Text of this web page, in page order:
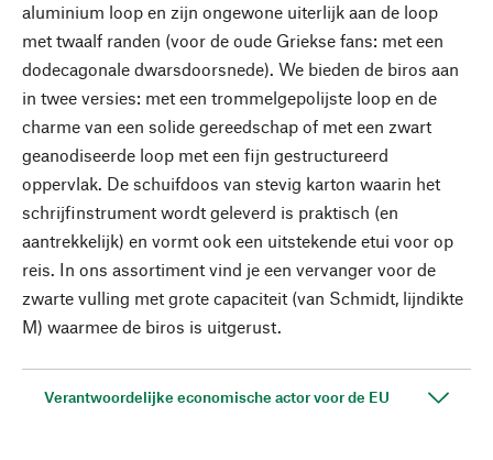
aluminium loop en zijn ongewone uiterlijk aan de loop
met twaalf randen (voor de oude Griekse fans: met een
dodecagonale dwarsdoorsnede). We bieden de biros aan
in twee versies: met een trommelgepolijste loop en de
charme van een solide gereedschap of met een zwart
geanodiseerde loop met een fijn gestructureerd
oppervlak. De schuifdoos van stevig karton waarin het
schrijfinstrument wordt geleverd is praktisch (en
aantrekkelijk) en vormt ook een uitstekende etui voor op
reis. In ons assortiment vind je een vervanger voor de
zwarte vulling met grote capaciteit (van Schmidt, lijndikte
M) waarmee de biros is uitgerust.
Verantwoordelijke economische actor voor de EU